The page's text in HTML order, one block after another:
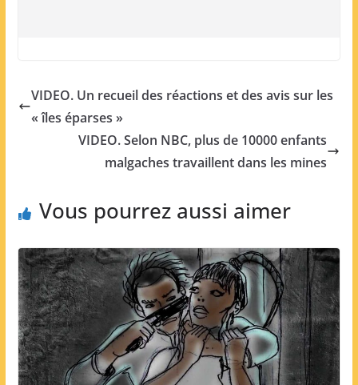
VIDEO. Un recueil des réactions et des avis sur les
« îles éparses »
VIDEO. Selon NBC, plus de 10000 enfants
malgaches travaillent dans les mines
Vous pourrez aussi aimer